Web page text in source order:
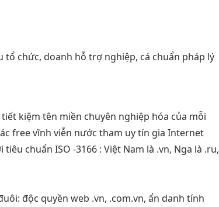
tổ chức, doanh hỗ trợnghiệp, cá chuẩn pháp lý
tiết kiệm tên miền chuyên nghiệp hóa của mỗi
free vĩnh viễn nước tham uy tín gia Internet
tiêu chuẩn ISO -3166 : Việt Nam là .vn, Nga là .ru,
độc quyền web .vn, .com.vn,ẩn danh tính